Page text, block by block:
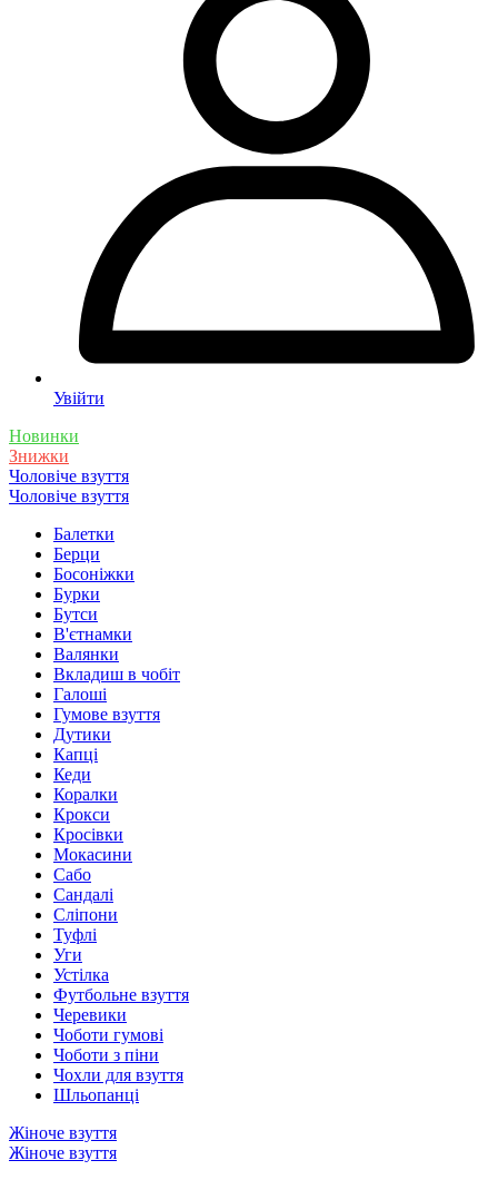
Увійти
Новинки
Знижки
Чоловіче взуття
Чоловіче взуття
Балетки
Берци
Босоніжки
Бурки
Бутси
В'єтнамки
Валянки
Вкладиш в чобіт
Галоші
Гумове взуття
Дутики
Капці
Кеди
Коралки
Крокси
Кросівки
Мокасини
Сабо
Сандалі
Сліпони
Туфлі
Уги
Устілка
Футбольне взуття
Черевики
Чоботи гумові
Чоботи з піни
Чохли для взуття
Шльопанці
Жіноче взуття
Жіноче взуття